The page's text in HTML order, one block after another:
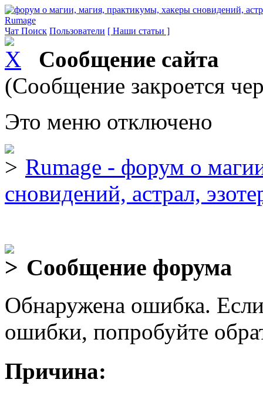
Rumage
Чат Поиск Пользователи [ Наши статьи ]
Сообщение сайта
(Сообщение закроется
Это меню отключено
Rumage - форум о
сновидений, астрал,
Сообщение форума
Обнаружена ошибка.
ошибки, попробуйте
Причина: